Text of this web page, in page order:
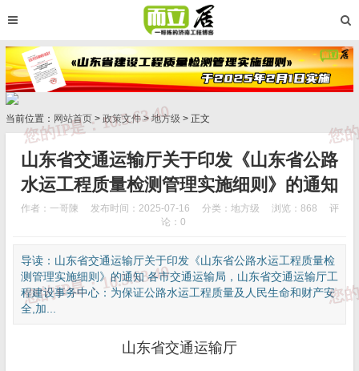
当前位置： 网站首页 > 政策文件>地方级 > 正文
山东省交通运输厅关于印发《山东省公路
水运工程质量检测管理实施细则》的通知
作者：一哥陳 发布时间：2025-07-16 分类： 地方级 浏览：868
评
论：0
导读：山东省交通运输厅关于印发《山东省公路水运工程质量检
测管理实施细则》的通知 各市交通运输局，山东省交通运输厅工
程建设事务中心：为保证公路水运工程质量及人民生命和财产安
全,加...
山东省交通运输厅